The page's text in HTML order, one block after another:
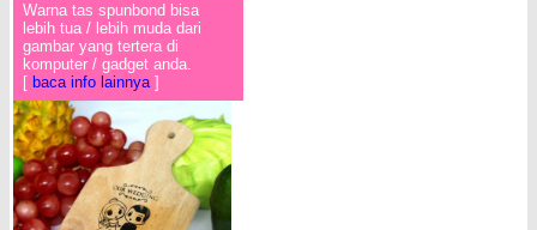
Warna tas spunbond bisa
lebih tua / lebih muda dari
gambar yang tertera di
komputer / gadget anda.
[ baca info lainnya]